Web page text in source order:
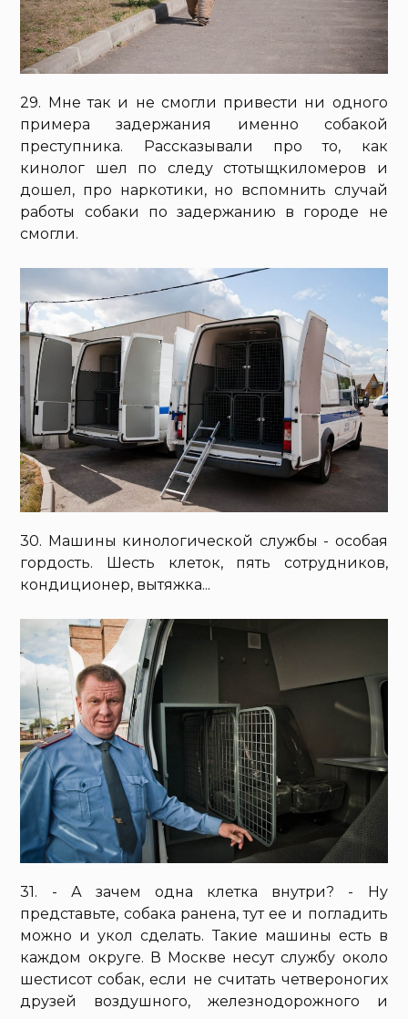
29. Мне так и не смогли привести ни одного
примера задержания именно собакой
преступника. Рассказывали про то, как
кинолог шел по следу стотыщкиломеров и
дошел, про наркотики, но вспомнить случай
работы собаки по задержанию в городе не
смогли.
30. Машины кинологической службы - особая
гордость. Шесть клеток, пять сотрудников,
кондиционер, вытяжка...
31. - А зачем одна клетка внутри? - Ну
представьте, собака ранена, тут ее и погладить
можно и укол сделать. Такие машины есть в
каждом округе. В Москве несут службу около
шестисот собак, если не считать четвероногих
друзей воздушного, железнодорожного и